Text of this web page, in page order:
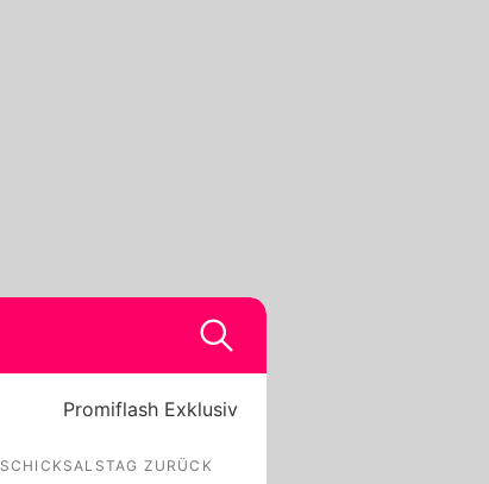
Promiflash Exklusiv
ZURÜCK